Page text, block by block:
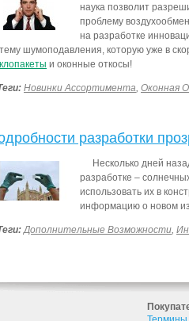
наука позволит
проблему
на разработке
шумоподавления, которую уже в
и оконные откосы!
Новинки Ассортимента, Оконная
разработки
Несколько дней
разработке –
использовать их в
информацию о новом
Дополнительные Возможности,